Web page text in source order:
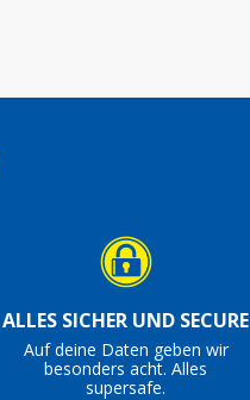
ALLES SICHER UND SECURE
Auf deine Daten geben wir
besonders acht. Alles
supersafe.